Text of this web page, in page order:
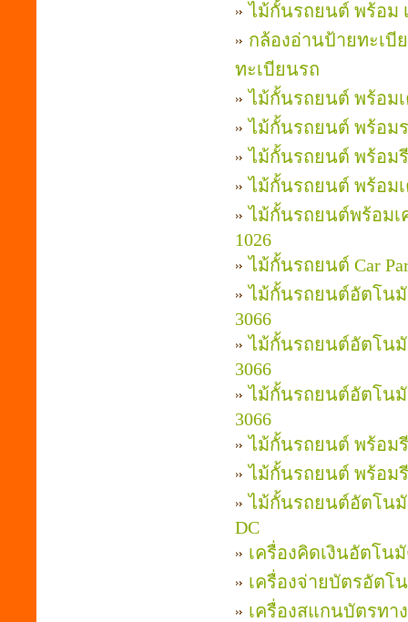
ไม้กั้นรถยนต์ พร้อม
กล้องอ่านป้ายทะเบี
ทะเบียนรถ
ไม้กั้นรถยนต์ พร้อมเ
ไม้กั้นรถยนต์ พร้อม
ไม้กั้นรถยนต์ พร้อมรี
ไม้กั้นรถยนต์ พร้อมเ
ไม้กั้นรถยนต์พร้อมเ
1026
ไม้กั้นรถยนต์ Car
ไม้กั้นรถยนต์อัตโนมั
3066
ไม้กั้นรถยนต์อัตโนมั
3066
ไม้กั้นรถยนต์อัตโนมั
3066
ไม้กั้นรถยนต์ พร้อมรี
ไม้กั้นรถยนต์ พร้อมรี
ไม้กั้นรถยนต์อัตโนมั
DC
เครื่องคิดเงินอัตโนมั
เครื่องจ่ายบัตรอัตโ
เครื่องสแกนบัตรทา